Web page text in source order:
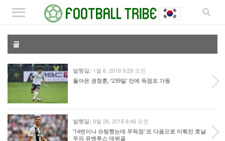
골
발행일: 1월 6, 2019 9:29 오전
돌아온 권창훈, ‘239일’ 만에 득점포 가동
발행일: 8월 26, 2018 8:46 오전
’14번이나 슈팅했는데 무득점’ 또 다음으로 미뤄진 호날
두의 유벤투스 데뷔골